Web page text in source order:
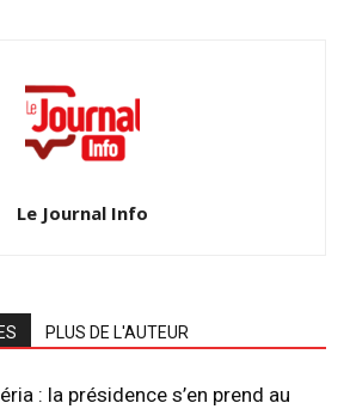
Le Journal Info
PLUS DE L'AUTEUR
: la présidence s’en prend au